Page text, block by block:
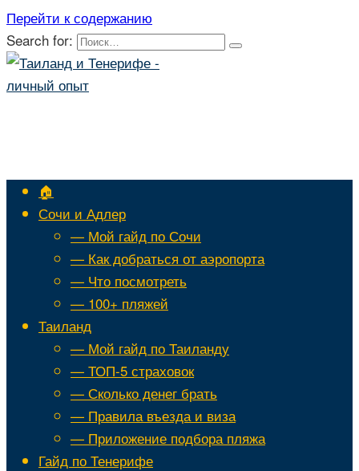
Перейти к содержанию
Search for:
🏠
Сочи и Адлер
— Мой гайд по Сочи
— Как добраться от аэропорта
— Что посмотреть
— 100+ пляжей
Таиланд
— Мой гайд по Таиланду
— ТОП-5 страховок
— Сколько денег брать
— Правила въезда и виза
— Приложение подбора пляжа
Гайд по Тенерифе